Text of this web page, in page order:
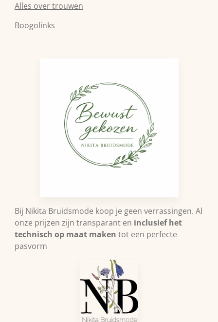
Alles over trouwen
Boogolinks
Bij Nikita Bruidsmode koop je geen verrassingen. Al
onze prijzen zijn transparant en inclusief het
technisch op maat maken tot een perfecte
pasvorm